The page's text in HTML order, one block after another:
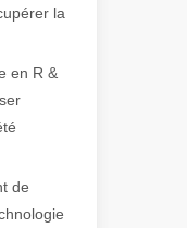
la
en R &
de